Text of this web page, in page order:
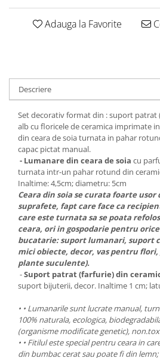
Adauga la Favorite
Descriere
Set decorativ format din : suport patrat
alb cu floricele de ceramica imprimate
din ceara de soia turnata in pahar
capac pictat manual.
- Lumanare din ceara de soia cu
turnata intr-un pahar rotund din
Inaltime: 4,5cm; diametru: 5cm
Ceara din soia se curata foarte usor
suprafete, fapt care face ca
care este turnata sa se poata
ceara, ori in gospodarie pentru
bucatarie: suport lumanari, suport
mici obiecte, decor, vas pentru
plante suculente).
-Suport patrat (farfurie) din
suport bijuterii, decor. Inaltime 1 cm;
• • Lumanarile sunt lucrate manual,
100% naturala, ecologica,
(organisme modificate genetic),
• • Fitilul este special pentru ceara in
din bumbac cerat sau poate fi din lemn;